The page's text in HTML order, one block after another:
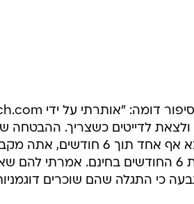
שלעולם לא תקבלו את 6 החודשים בחינם.
כי התגלה שהם שוכרים דוגמניות